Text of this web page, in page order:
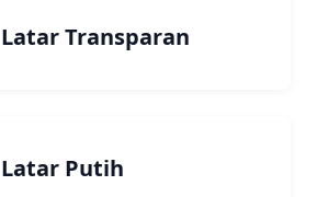
Latar Transparan
Latar Putih